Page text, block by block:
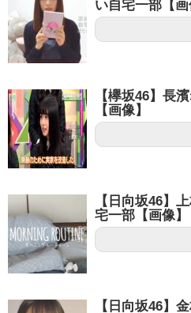
い自宅一部【画
【欅坂46】長
【画像】
【日向坂46】
宅一部【画像】
【日向坂46】